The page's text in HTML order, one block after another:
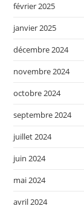
février 2025
janvier 2025
décembre 2024
novembre 2024
octobre 2024
septembre 2024
juillet 2024
juin 2024
mai 2024
avril 2024